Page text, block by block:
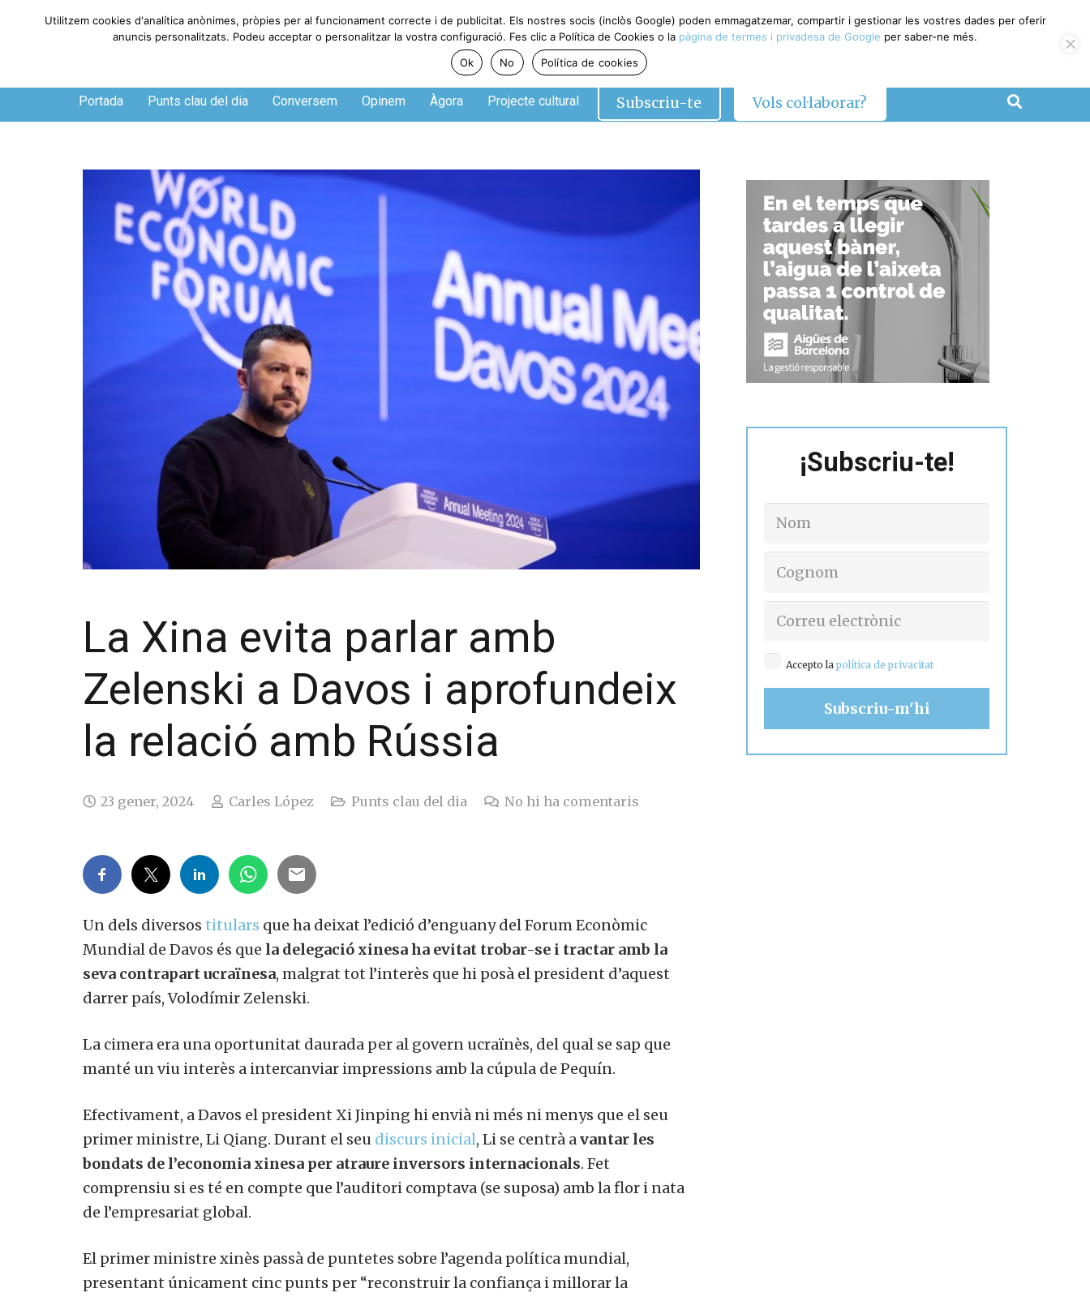
Dijous, 6 de agosto de 2026
Portada Punts clau del dia Conversem Opinem Àgora Projecte cultural Subscriu-te Vols col·laborar?
La Xina evita parlar amb
Zelenski a Davos i aprofundeix
la relació amb Rússia
23 gener, 2024 Carles López Punts clau del dia No hi ha comentaris
Un dels diversostitularsque ha deixat l’edició d’enguany del Forum Econòmic
Mundial de Davos és quela delegació xinesa ha evitat trobar-se i tractar amb la
seva contrapart ucraïnesa, malgrat tot l’interès que hi posà el president d’aquest
darrer país, Volodímir Zelenski.
La cimera era una oportunitat daurada per al govern ucraïnès, del qual se sap que
manté un viu interès a intercanviar impressions amb la cúpula de Pequín.
Efectivament, a Davos el president Xi Jinping hi envià ni més ni menys que el seu
primer ministre, Li Qiang. Durant el seudiscurs inicial, Li se centrà avantar les
bondats de l’economia xinesa per atraure inversors internacionals. Fet
comprensiu si es té en compte que l’auditori comptava (se suposa) amb la flor i nata
de l’empresariat global.
El primer ministre xinès passà de puntetes sobre l’agenda política mundial,
presentant únicament cinc punts per “reconstruir la confiança i millorar la
¡Subscriu-te!
Accepto lapolítica de privacitat
Utilitzem cookies d'analítica anònimes, pròpies per al funcionament correcte i de publicitat. Els nostres socis (inclòs Google) poden emmagatzemar, compartir i gestionar les vostres dades per oferir
anuncis personalitzats. Podeu acceptar o personalitzar la vostra configuració. Fes clic a Política de Cookies o lapàgina de termes i privadesa de Googleper saber-ne més.
Ok
No Política de cookies